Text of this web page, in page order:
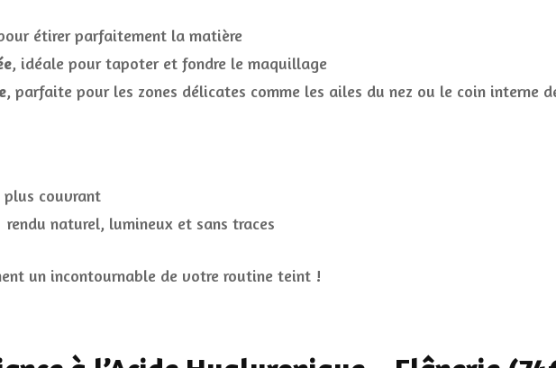
étirer parfaitement la matière
, idéale pour tapoter et fondre le maquillage
, parfaite pour les zones délicates comme les ailes du nez ou le coin interne
couvrant
naturel, lumineux et sans traces
un incontournable de votre routine teint !